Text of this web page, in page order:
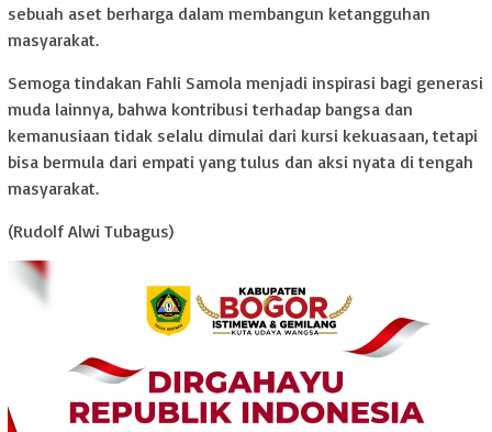
sebuah aset berharga dalam membangun ketangguhan
masyarakat.
Semoga tindakan Fahli Samola menjadi inspirasi bagi generasi
muda lainnya, bahwa kontribusi terhadap bangsa dan
kemanusiaan tidak selalu dimulai dari kursi kekuasaan, tetapi
bisa bermula dari empati yang tulus dan aksi nyata di tengah
masyarakat.
(Rudolf Alwi Tubagus)